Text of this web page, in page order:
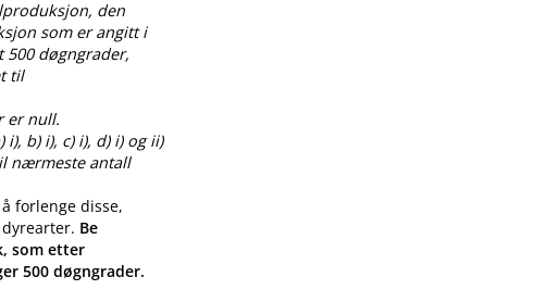
den
som er angitt i
500 døgngrader,
til
er null.
b) i), c) i), d) i) og ii)
nærmeste antall
forlenge disse,
Be
som etter
500 døgngrader.